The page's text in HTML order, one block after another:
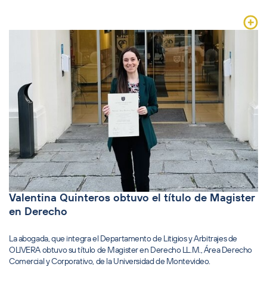
Valentina Quinteros obtuvo el título de Magister
en Derecho
La abogada, que integra el Departamento de Litigios y Arbitrajes de
OLIVERA obtuvo su título de Magister en Derecho LL.M., Área Derecho
Comercial y Corporativo, de la Universidad de Montevideo.